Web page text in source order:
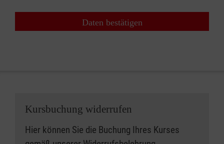
Daten bestätigen
Kursbuchung widerrufen
Hier können Sie die Buchung Ihres Kurses